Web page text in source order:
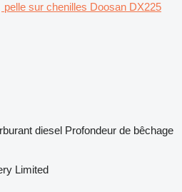
pelle sur chenilles Doosan DX225
diesel Profondeur de bêchage
Limited